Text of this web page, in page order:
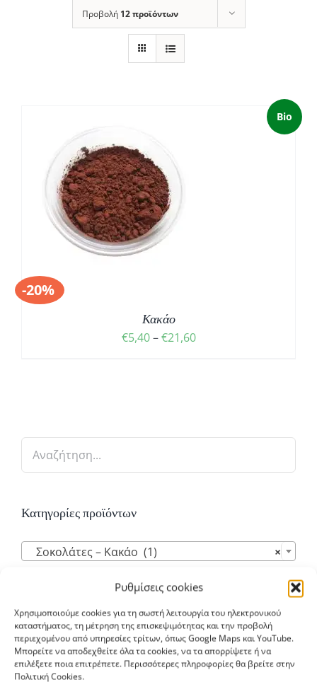
Ρυθμίσεις cookies
Χρησιμοποιούμε cookies για τη σωστή λειτουργία του ηλεκτρονικού
καταστήματος, τη μέτρηση της επισκεψιμότητας και την προβολή
περιεχομένου από υπηρεσίες τρίτων, όπως Google Maps και YouTube.
Μπορείτε να αποδεχθείτε όλα τα cookies, να τα απορρίψετε ή να
επιλέξετε ποια επιτρέπετε. Περισσότερες πληροφορίες θα βρείτε στην
Πολιτική Cookies.
Προβολή 12 προϊόντων
Bio
-20%
Κακάο
€5,40 – €21,60Price
Κατηγορίες προϊόντων
×
Σοκολάτες – Κακάο (1)